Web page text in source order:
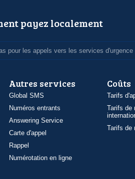
payez localement
pour les appels vers les services d'urgence
Autres services
Global SMS
Numéros entrants
Answering Service
Carte d'appel
Rappel
Numérotation en ligne
Coûts
Tarifs
Tarifs de
Tarifs de